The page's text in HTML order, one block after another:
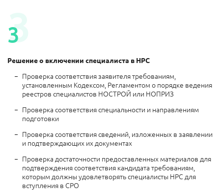
3
3
Решение о включении специалиста в НРС
Проверка соответствия заявителя требованиям,
установленным Кодексом, Регламентом о порядке ведения
реестров специалистов НОСТРОЙ или НОПРИЗ
Проверка соответствия специальности и направлениям
подготовки
Проверка соответствия сведений, изложенных в заявлении
и подтверждающих их документах
Проверка достаточности предоставленных материалов для
подтверждения соответствия кандидата требованиям,
которым должны удовлетворять специалисты НРС для
вступления в СРО